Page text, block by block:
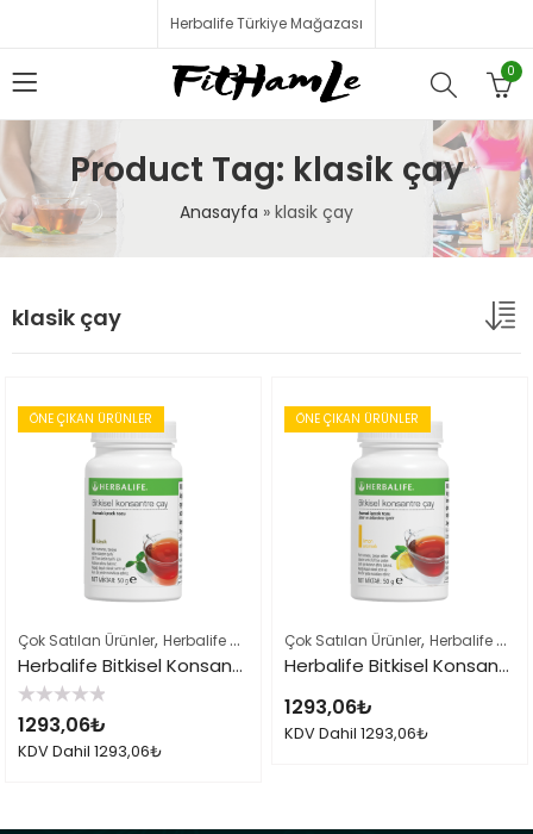
Herbalife Türkiye Mağazası
0
Product Tag: klasik çay
Anasayfa » klasik çay
klasik çay
ÖNE ÇIKAN ÜRÜNLER
Çok Satılan Ürünler, Herbalife Çayları ve İçeçekler ,Herbalife Ürün Listesi
Herbalife Bitkisel Konsantre Çay 51gr Klasik
5
üzerinden
0
oy
1293,06₺
KDV Dahil 1293,06₺
ÖNE ÇIKAN ÜRÜNLER
Çok Satılan Ürünler, Herbalife Çayları ve İçeçekler
Herbalife Bitkisel Konsantre Çay 50gr Limon
1293,06₺
KDV Dahil 1293,06₺